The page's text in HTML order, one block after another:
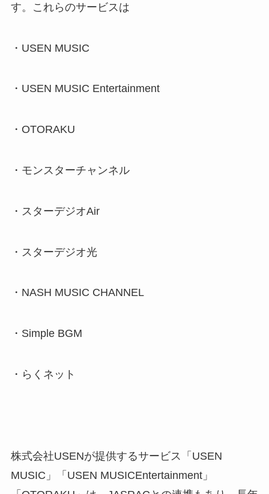
す。これらのサービスは
・USEN MUSIC
・USEN MUSIC Entertainment
・OTORAKU
・モンスターチャンネル
・スターデジオAir
・スターデジオ光
・NASH MUSIC CHANNEL
・Simple BGM
・らくネット
株式会社USENが提供するサービス「USEN
MUSIC」「USEN MUSICEntertainment」